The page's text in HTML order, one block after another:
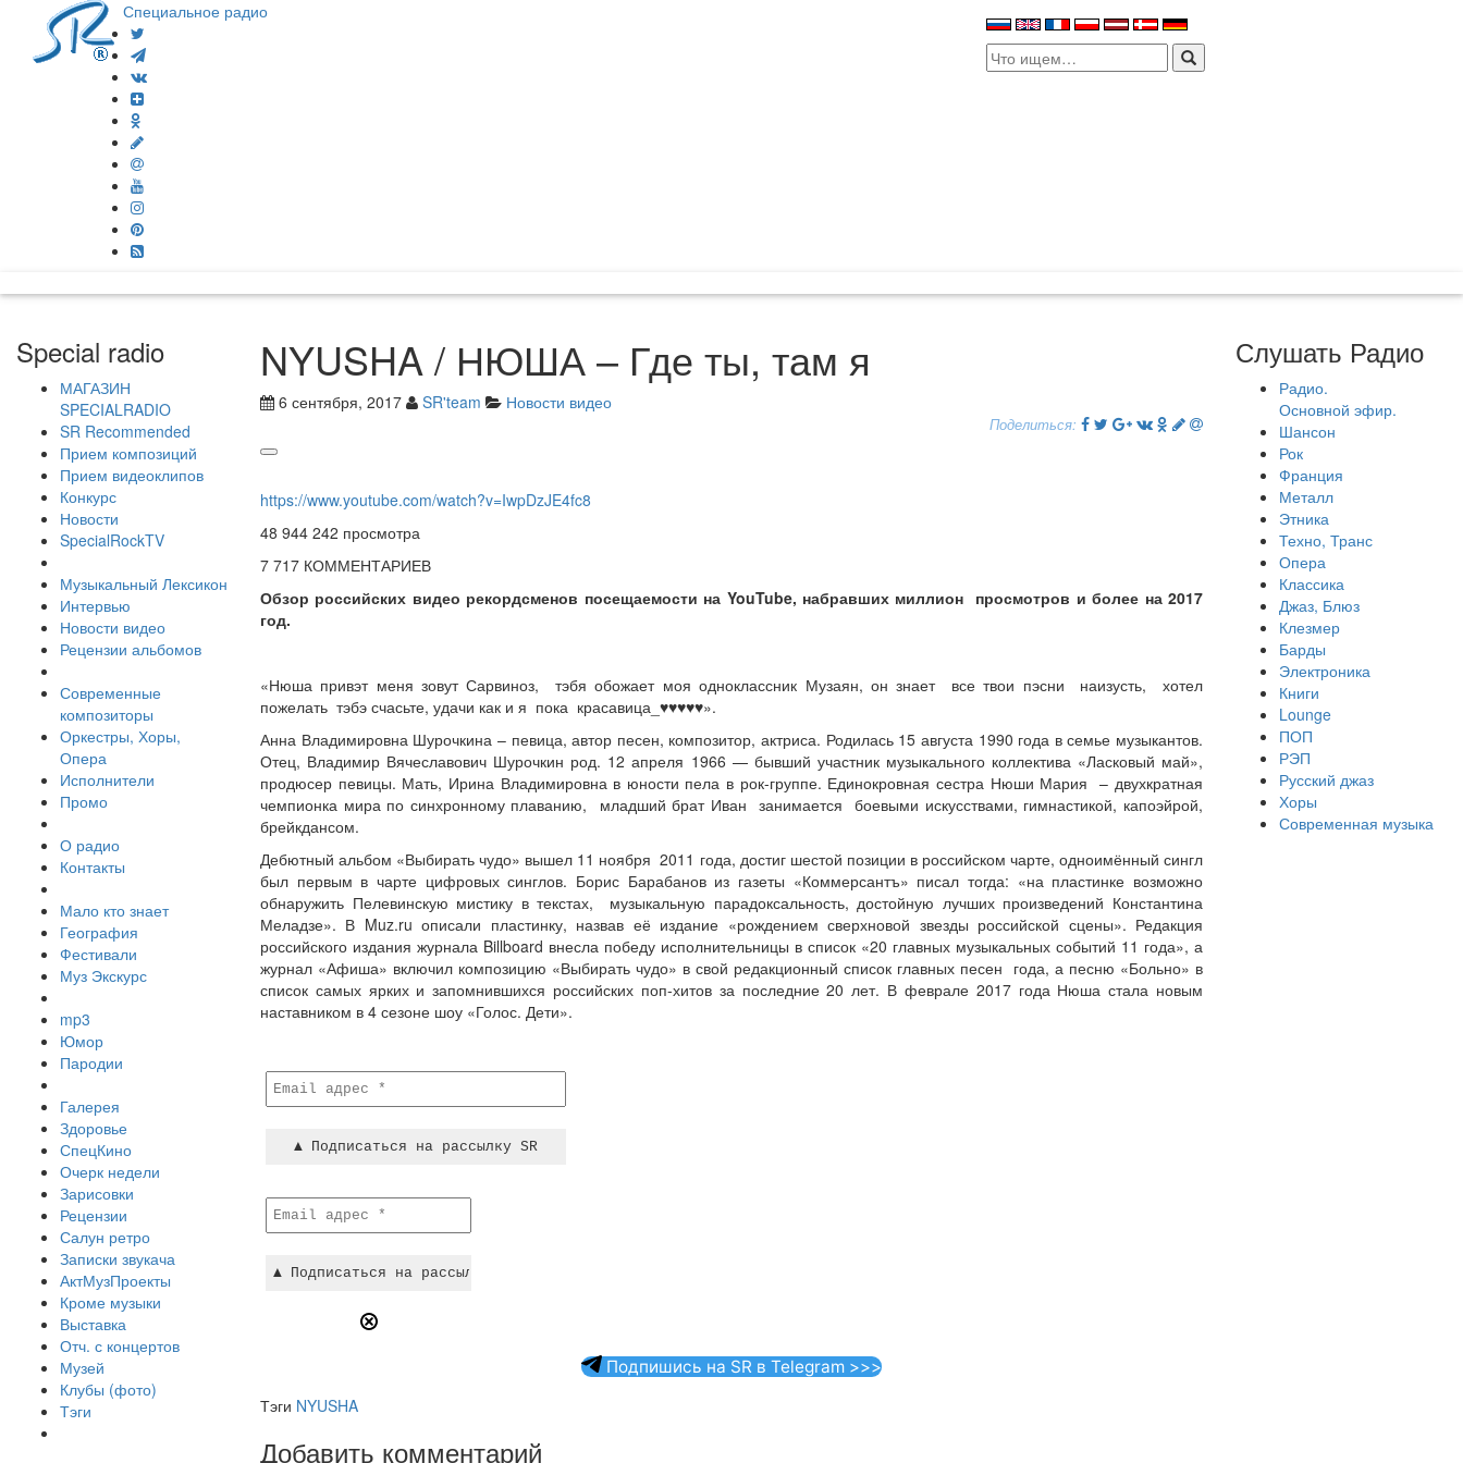
Специальное радио
Search
for:
Special radio
МАГАЗИН
SPECIALRADIO
SR Recommended
Прием композиций
Прием видеоклипов
Конкурс
Новости
SpecialRockTV
Музыкальный Лексикон
Интервью
Новости видео
Рецензии альбомов
Современные
композиторы
Оркестры, Хоры,
Опера
Исполнители
Промо
О радио
Контакты
Мало кто знает
География
Фестивали
Муз Экскурс
mp3
Юмор
Пародии
Галерея
Здоровье
СпецКино
Очерк недели
Зарисовки
Рецензии
Салун ретро
Записки звукача
АктМузПроекты
Кроме музыки
Выставка
Отч. с концертов
Музей
Клубы (фото)
Тэги
NYUSHA / НЮША – Где ты, там я
6 сентября, 2017 SR'team Новости видео
Поделиться:
https://www.youtube.com/watch?v=IwpDzJE4fc8
48 944 242 просмотра
7 717 КОММЕНТАРИЕВ
Обзор российских видео рекордсменов посещаемости на YouTube, набравших миллион просмотров и более на 2017
год.
«Нюша привэт меня зовут Сарвиноз, тэбя обожает моя одноклассник Музаян, он знает все твои пэсни наизусть, хотел
пожелать тэбэ счасьте, удачи как и я пока красавица_♥♥♥♥♥».
Анна Владимировна Шурочкина – певица, автор песен, композитор, актриса. Родилась 15 августа 1990 года в семье музыкантов.
Отец, Владимир Вячеславович Шурочкин род. 12 апреля 1966 — бывший участник музыкального коллектива «Ласковый май»,
продюсер певицы. Мать, Ирина Владимировна в юности пела в рок-группе. Единокровная сестра Нюши Мария – двухкратная
чемпионка мира по синхронному плаванию, младший брат Иван занимается боевыми искусствами, гимнастикой, капоэйрой,
брейкдансом.
Дебютный альбом «Выбирать чудо» вышел 11 ноября 2011 года, достиг шестой позиции в российском чарте, одноимённый сингл
был первым в чарте цифровых синглов. Борис Барабанов из газеты «Коммерсантъ» писал тогда: «на пластинке возможно
обнаружить Пелевинскую мистику в текстах, музыкальную парадоксальность, достойную лучших произведений Константина
Меладзе». В Muz.ru описали пластинку, назвав её издание «рождением сверхновой звезды российской сцены». Редакция
российского издания журнала Billboard внесла победу исполнительницы в список «20 главных музыкальных событий 11 года», а
журнал «Афиша» включил композицию «Выбирать чудо» в свой редакционный список главных песен года, а песню «Больно» в
список самых ярких и запомнившихся российских поп-хитов за последние 20 лет. В феврале 2017 года Нюша стала новым
наставником в 4 сезоне шоу «Голос. Дети».
Подпишись на SR в Telegram >>>
Тэги NYUSHA
Добавить комментарий
Слушать Радио
Радио.
Основной эфир.
Шансон
Рок
Франция
Металл
Этника
Техно, Транс
Опера
Классика
Джаз, Блюз
Клезмер
Барды
Электроника
Книги
Lounge
ПОП
РЭП
Русский джаз
Хоры
Современная музыка